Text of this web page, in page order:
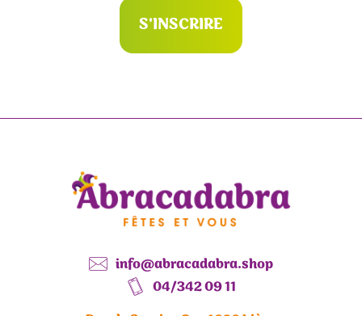
S'INSCRIRE
info@abracadabra.shop
04/342 09 11